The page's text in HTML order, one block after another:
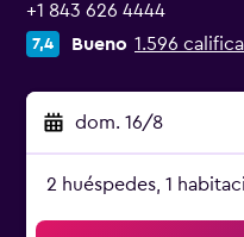
+1 843 626 4444
7,4 Bueno 1.596
dom. 16/8
2 huéspedes, 1